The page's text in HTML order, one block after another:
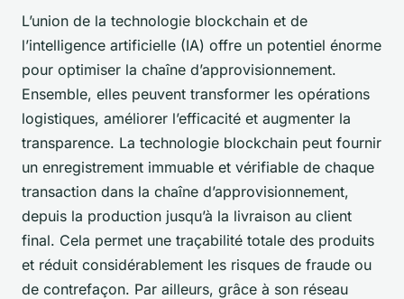
L’union de la technologie blockchain et de
l’intelligence artificielle (IA) offre un potentiel énorme
pour optimiser la chaîne d’approvisionnement.
Ensemble, elles peuvent transformer les opérations
logistiques, améliorer l’efficacité et augmenter la
transparence. La technologie blockchain peut fournir
un enregistrement immuable et vérifiable de chaque
transaction dans la chaîne d’approvisionnement,
depuis la production jusqu’à la livraison au client
final. Cela permet une traçabilité totale des produits
et réduit considérablement les risques de fraude ou
de contrefaçon. Par ailleurs, grâce à son réseau